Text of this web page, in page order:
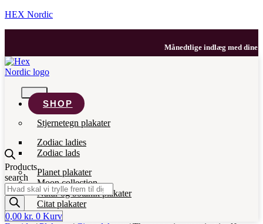
HEX Nordic
Månedtlige indlæg med dine
SHOP
Stjernetegn plakater
Zodiac ladies
Zodiac lads
Planet plakater
Moon collection
Natur og botanik plakater
Citat plakater
Products
search
0,00 kr. 0 Kurv